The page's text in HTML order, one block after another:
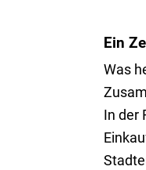
Ein
Was
In der